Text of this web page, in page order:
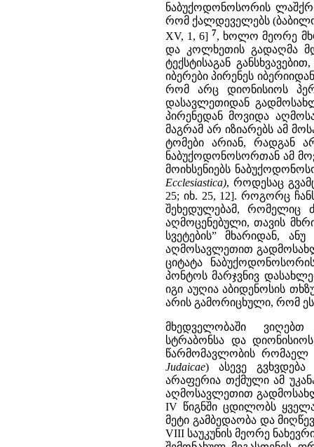
ნაბუქოდონოსორის
რომ ქალდეველებს
XV, 1, 6] 7, ხოლო მეორე
და კოლხეთის გადაღმა
ტექსტისაგან
იბერები პირენეს
რომ არც დიონისიოს
დასავლეთიდან
პირენედან მოვიდა
მაგრამ არ იზიარებს ამ
ტომები არიან, რადგან
ნაბუქოდონოსორთან ამ
მოიხსენიებს
Ecclesiastica), როდესაც
25; იხ. 25, 12]. როგორც
შეხედულებამ, რომელიც
აღმოცენებული, თავის
სვეტების” მხარიდან,
აღმოსავლეთით
ციტატა
პონტოს მარჯვნივ
იგი აუღია აბიდენოსის
არის გამორიცხული, რომ ეს
მხედველობაში
სტრაბონსა და
წარმომავლობის რომაელ
Judaicae) ასევე
არაფერია თქმული ამ
აღმოსავლეთით
IV წიგნში ცდილობს
მეტი გამბედაობა და
VIII საუკუნის მეორე